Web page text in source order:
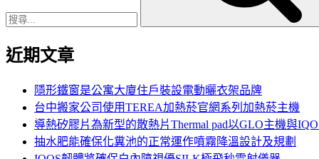
近期文章
隱形鐵窗是公寓大廈住戶裝設電動曬衣架品牌
台中搬家公司使用TEREA加熱菸官網系列加熱菸主機
導熱矽膠片為新型的散熱片Thermal pad以GLO主機與
抽水肥能確保化糞池的正常運作噴霧降溫設計及規劃